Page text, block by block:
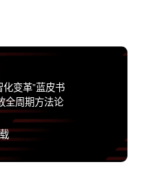
变革”蓝皮书
全周期方法论